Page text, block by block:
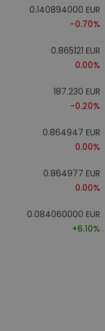
0.140894000 EUR
-0.70%
0.865121 EUR
0.00%
187.230 EUR
-0.20%
0.864947 EUR
0.00%
0.864977 EUR
0.00%
0.084060000 EUR
+6.10%